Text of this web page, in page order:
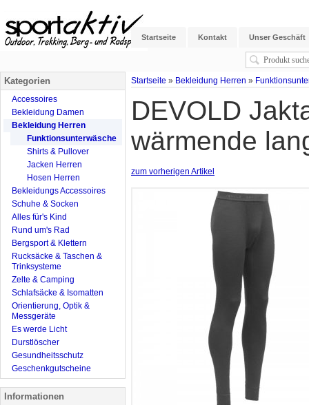
Startseite Kontakt Unser Geschäft
Startseite » Bekleidung Herren »
DEVOLD
wärmende
zum vorherigen Artikel
Kategorien
Accessoires
Bekleidung Damen
Bekleidung Herren
Funktionsunterwäsche
Shirts & Pullover
Jacken Herren
Hosen Herren
Bekleidungs Accessoires
Schuhe & Socken
Alles für's Kind
Rund um's Rad
Bergsport & Klettern
Rucksäcke & Taschen &
Trinksysteme
Zelte & Camping
Schlafsäcke & Isomatten
Orientierung, Optik &
Messgeräte
Es werde Licht
Durstlöscher
Gesundheitsschutz
Geschenkgutscheine
Informationen